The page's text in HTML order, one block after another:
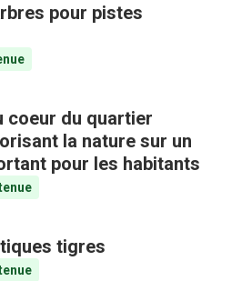
pour pistes
coeur du quartier
la nature sur un
pour les habitants
tigres